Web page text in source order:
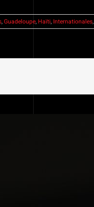
,Guadeloupe, Haïti, Internationales,